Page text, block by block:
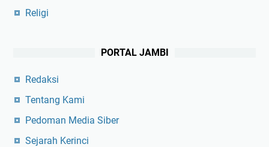
Religi
PORTAL JAMBI
Redaksi
Tentang Kami
Pedoman Media Siber
Sejarah Kerinci